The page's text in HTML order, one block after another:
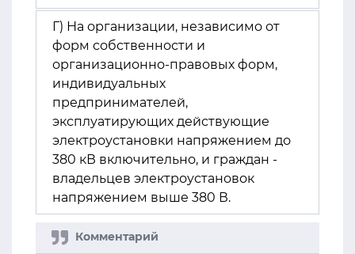
Г) На организации, независимо от
форм собственности и
организационно-правовых форм,
индивидуальных
предпринимателей,
эксплуатирующих действующие
электроустановки напряжением до
380 кВ включительно, и граждан -
владельцев электроустановок
напряжением выше 380 В.